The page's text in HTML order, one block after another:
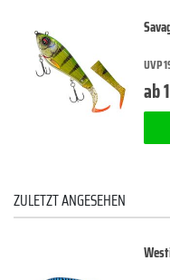
UVP
ab
ZULETZT ANGESEHEN